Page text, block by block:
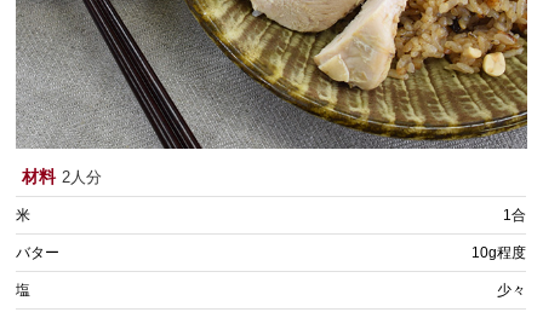
材料 2人分
米 1合
バター 10g程度
塩 少々